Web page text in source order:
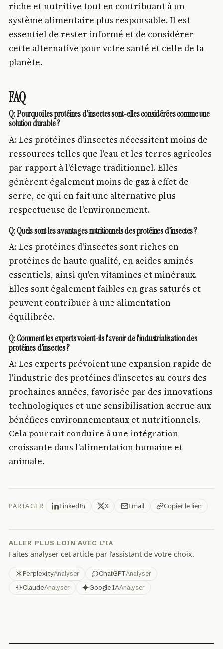
riche et nutritive tout en contribuant à un
système alimentaire plus responsable. Il est
essentiel de rester informé et de considérer
cette alternative pour votre santé et celle de la
planète.
FAQ
Q: Pourquoi les protéines d'insectes sont-elles considérées comme une
solution durable ?
A: Les protéines d'insectes nécessitent moins de
ressources telles que l'eau et les terres agricoles
par rapport à l'élevage traditionnel. Elles
génèrent également moins de gaz à effet de
serre, ce qui en fait une alternative plus
respectueuse de l'environnement.
Q: Quels sont les avantages nutritionnels des protéines d'insectes ?
A: Les protéines d'insectes sont riches en
protéines de haute qualité, en acides aminés
essentiels, ainsi qu'en vitamines et minéraux.
Elles sont également faibles en gras saturés et
peuvent contribuer à une alimentation
équilibrée.
Q: Comment les experts voient-ils l'avenir de l'industrialisation des
protéines d'insectes ?
A: Les experts prévoient une expansion rapide de
l'industrie des protéines d'insectes au cours des
prochaines années, favorisée par des innovations
technologiques et une sensibilisation accrue aux
bénéfices environnementaux et nutritionnels.
Cela pourrait conduire à une intégration
croissante dans l'alimentation humaine et
animale.
PARTAGER LinkedIn X Email Copier le lien
ALLER PLUS LOIN AVEC L’IA
Faites analyser cet article par l’assistant de votre choix.
PerplexityAnalyser ChatGPTAnalyser
ClaudeAnalyser Google IAAnalyser